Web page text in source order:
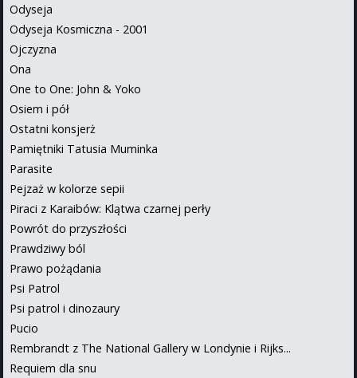
Odyseja
Odyseja Kosmiczna - 2001
Ojczyzna
Ona
One to One: John & Yoko
Osiem i pół
Ostatni konsjerż
Pamiętniki Tatusia Muminka
Parasite
Pejzaż w kolorze sepii
Piraci z Karaibów: Klątwa czarnej perły
Powrót do przyszłości
Prawdziwy ból
Prawo pożądania
Psi Patrol
Psi patrol i dinozaury
Pucio
Rembrandt z The National Gallery w Londynie i Rijks...
Requiem dla snu